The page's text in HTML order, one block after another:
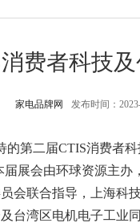
费者科技
家电品牌网 发布时间：
的第二届CTIS消费者
展会由环球资源主
会联合指导，上海科
台湾区电机电子工业